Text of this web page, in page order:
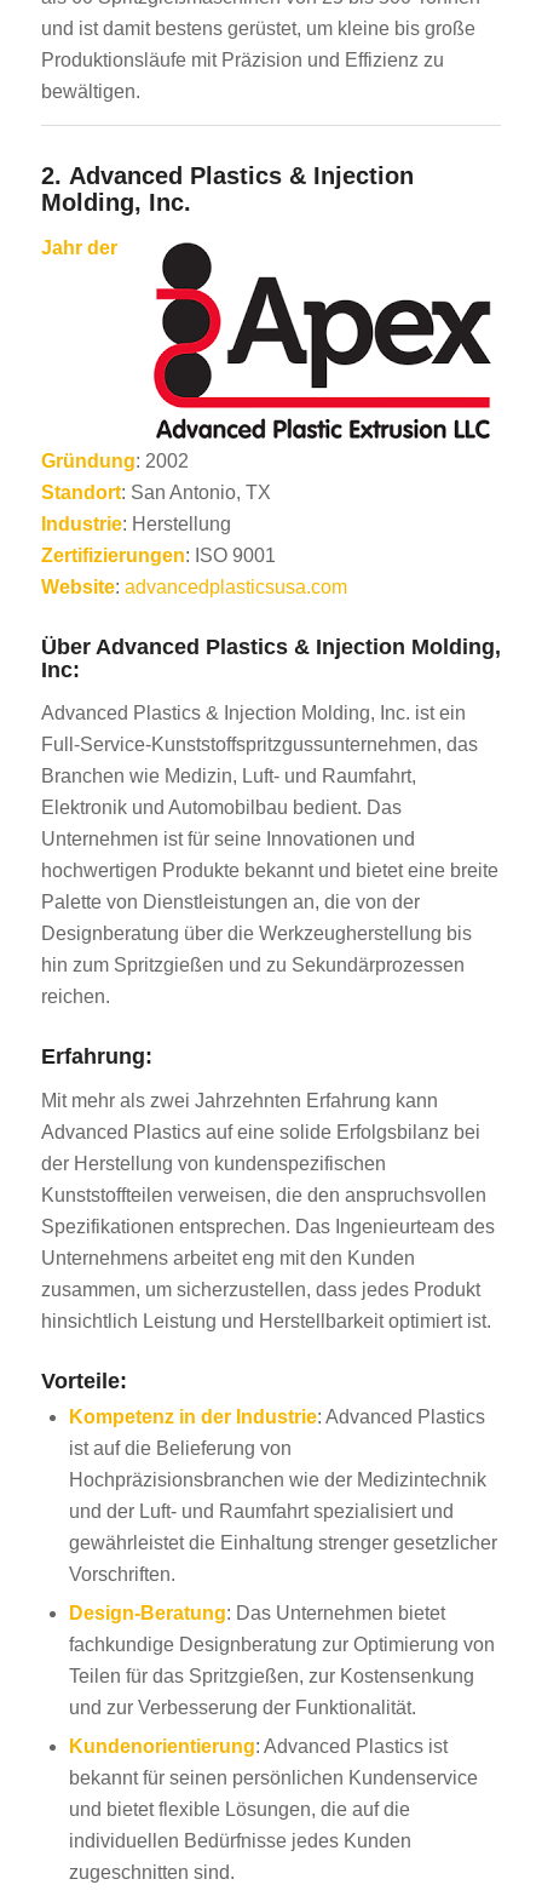
und ist damit bestens gerüstet, um kleine bis große
Produktionsläufe mit Präzision und Effizienz zu
bewältigen.
2. Advanced Plastics & Injection
Molding, Inc.
Jahr der
Gründung: 2002
Standort: San Antonio, TX
Industrie: Herstellung
Zertifizierungen: ISO 9001
Website: advancedplasticsusa.com
Über Advanced Plastics & Injection Molding,
Inc:
Advanced Plastics & Injection Molding, Inc. ist ein
Full-Service-Kunststoffspritzgussunternehmen, das
Branchen wie Medizin, Luft- und Raumfahrt,
Elektronik und Automobilbau bedient. Das
Unternehmen ist für seine Innovationen und
hochwertigen Produkte bekannt und bietet eine breite
Palette von Dienstleistungen an, die von der
Designberatung über die Werkzeugherstellung bis
hin zum Spritzgießen und zu Sekundärprozessen
reichen.
Erfahrung:
Mit mehr als zwei Jahrzehnten Erfahrung kann
Advanced Plastics auf eine solide Erfolgsbilanz bei
der Herstellung von kundenspezifischen
Kunststoffteilen verweisen, die den anspruchsvollen
Spezifikationen entsprechen. Das Ingenieurteam des
Unternehmens arbeitet eng mit den Kunden
zusammen, um sicherzustellen, dass jedes Produkt
hinsichtlich Leistung und Herstellbarkeit optimiert ist.
Vorteile:
Kompetenz in der Industrie: Advanced Plastics
ist auf die Belieferung von
Hochpräzisionsbranchen wie der Medizintechnik
und der Luft- und Raumfahrt spezialisiert und
gewährleistet die Einhaltung strenger gesetzlicher
Vorschriften.
Design-Beratung: Das Unternehmen bietet
fachkundige Designberatung zur Optimierung von
Teilen für das Spritzgießen, zur Kostensenkung
und zur Verbesserung der Funktionalität.
Kundenorientierung: Advanced Plastics ist
bekannt für seinen persönlichen Kundenservice
und bietet flexible Lösungen, die auf die
individuellen Bedürfnisse jedes Kunden
zugeschnitten sind.